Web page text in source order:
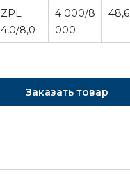
ZPL
4,0/8,0
4 000/8
000
48,6
Заказать товар